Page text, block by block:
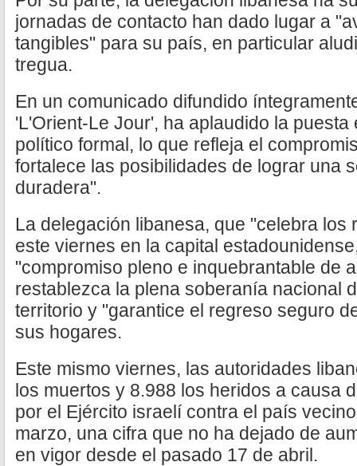
jornadas de contacto han dado lugar a
tangibles" para su país, en particular
tregua.
En un comunicado difundido
'L'Orient-Le Jour', ha aplaudido la
político formal, lo que refleja el
fortalece las posibilidades de lograr una
duradera".
La delegación libanesa, que "celebra los
este viernes en la capital
"compromiso pleno e inquebrantable de
restablezca la plena soberanía nacional
territorio y "garantice el regreso seguro
sus hogares.
Este mismo viernes, las autoridades
los muertos y 8.988 los heridos a causa
por el Ejército israelí contra el país
marzo, una cifra que no ha dejado de
en vigor desde el pasado 17 de abril.